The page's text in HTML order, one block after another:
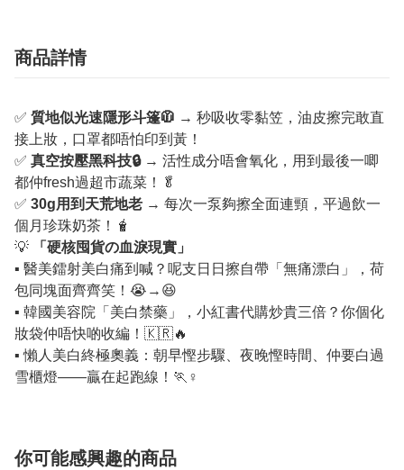
商品詳情
✅ 質地似光速隱形斗篷🧥 → 秒吸收零黏笠，油皮擦完敢直
接上妝，口罩都唔怕印到黃！
✅ 真空按壓黑科技🔒→ 活性成分唔會氧化，用到最後一唧
都仲fresh過超市蔬菜！🥬
✅ 30g用到天荒地老 → 每次一泵夠擦全面連頸，平過飲一
個月珍珠奶茶！🧋
💡
「硬核囤貨の血淚現實」
▪️ 醫美鐳射美白痛到喊？呢支日日擦自帶「無痛漂白」，荷
包同塊面齊齊笑！😭→😆
▪️ 韓國美容院「美白禁藥」，小紅書代購炒貴三倍？你個化
妝袋仲唔快啲收編！🇰🇷🔥
▪️ 懶人美白終極奧義：朝早慳步驟、夜晚慳時間、仲要白過
雪櫃燈——贏在起跑線！🏃♀️
你可能感興趣的商品